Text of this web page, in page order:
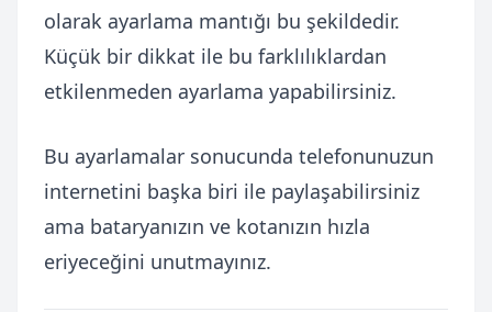
olarak ayarlama mantığı bu şekildedir.
Küçük bir dikkat ile bu farklılıklardan
etkilenmeden ayarlama yapabilirsiniz.
Bu ayarlamalar sonucunda telefonunuzun
internetini başka biri ile paylaşabilirsiniz
ama bataryanızın ve kotanızın hızla
eriyeceğini unutmayınız.